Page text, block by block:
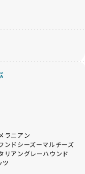
ラニアン
ンドシーズーマルチーズ
リアングレーハウンド
ツ